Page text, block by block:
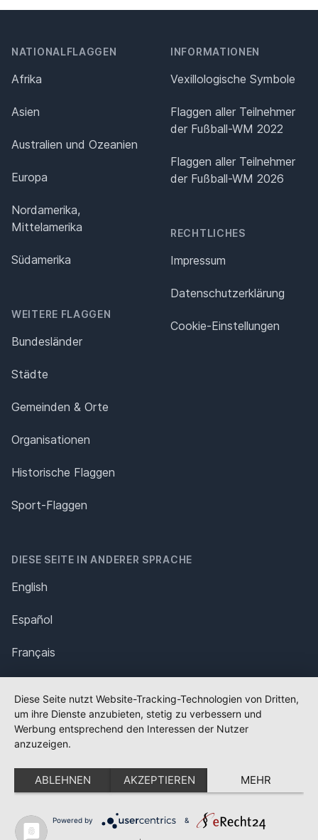
NATIONALFLAGGEN
Afrika
Asien
Australien und Ozeanien
Europa
Nordamerika,
Mittelamerika
Südamerika
WEITERE FLAGGEN
Bundesländer
Städte
Gemeinden & Orte
Organisationen
Historische Flaggen
Sport-Flaggen
INFORMATIONEN
Vexillologische Symbole
Flaggen aller Teilnehmer
der Fußball-WM 2022
Flaggen aller Teilnehmer
der Fußball-WM 2026
RECHTLICHES
Impressum
Datenschutz­erklärung
Cookie-Einstellungen
DIESE SEITE IN ANDERER SPRACHE
English
Español
Français
Polska
Português
Nederlands
Svenska
Diese Seite nutzt Website-Tracking-Technologien von Dritten,
um ihre Dienste anzubieten, stetig zu verbessern und
Werbung entsprechend den Interessen der Nutzer
anzuzeigen.
ABLEHNEN AKZEPTIEREN MEHR
Powered by &